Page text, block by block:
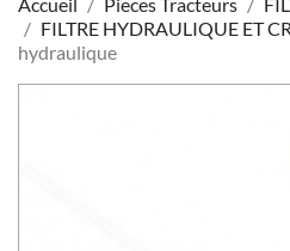
FILTRE HYDRAULIQUE ET
hydraulique